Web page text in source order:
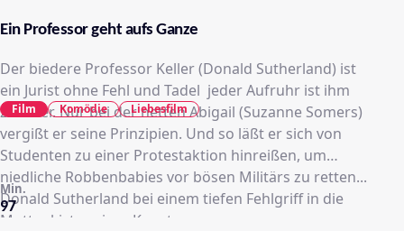
Ein Professor geht aufs Ganze
Der biedere Professor Keller (Donald Sutherland) ist
ein Jurist ohne Fehl und Tadel ­ jeder Aufruhr ist ihm
zuwider. Nur bei der netten Abigail (Suzanne Somers)
vergißt er seine Prinzipien. Und so läßt er sich von
Studenten zu einer Protestaktion hinreißen, um
niedliche Robbenbabies vor bösen Militärs zu retten...
Donald Sutherland bei einem tiefen Fehlgriff in die
Mottenkiste seiner Kunst.
97
Min.
Film Komödie Liebesfilm